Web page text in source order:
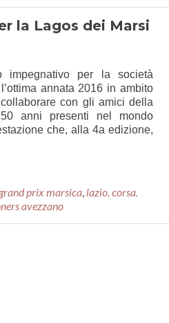
la Lagos dei Marsi
impegnativo per la società
annata 2016 in ambito
con gli amici della
anni presenti nel mondo
che, alla 4a edizione,
grand prix marsica, lazio. corsa.
avezzano